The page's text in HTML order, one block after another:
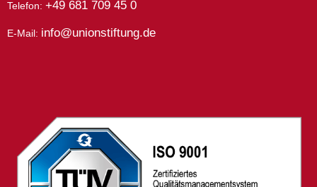
Telefon: +49 681 709 45 0
E-Mail: info@unionstiftung.de